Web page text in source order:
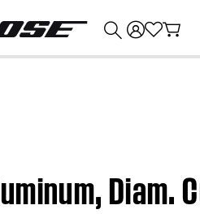
Diam.